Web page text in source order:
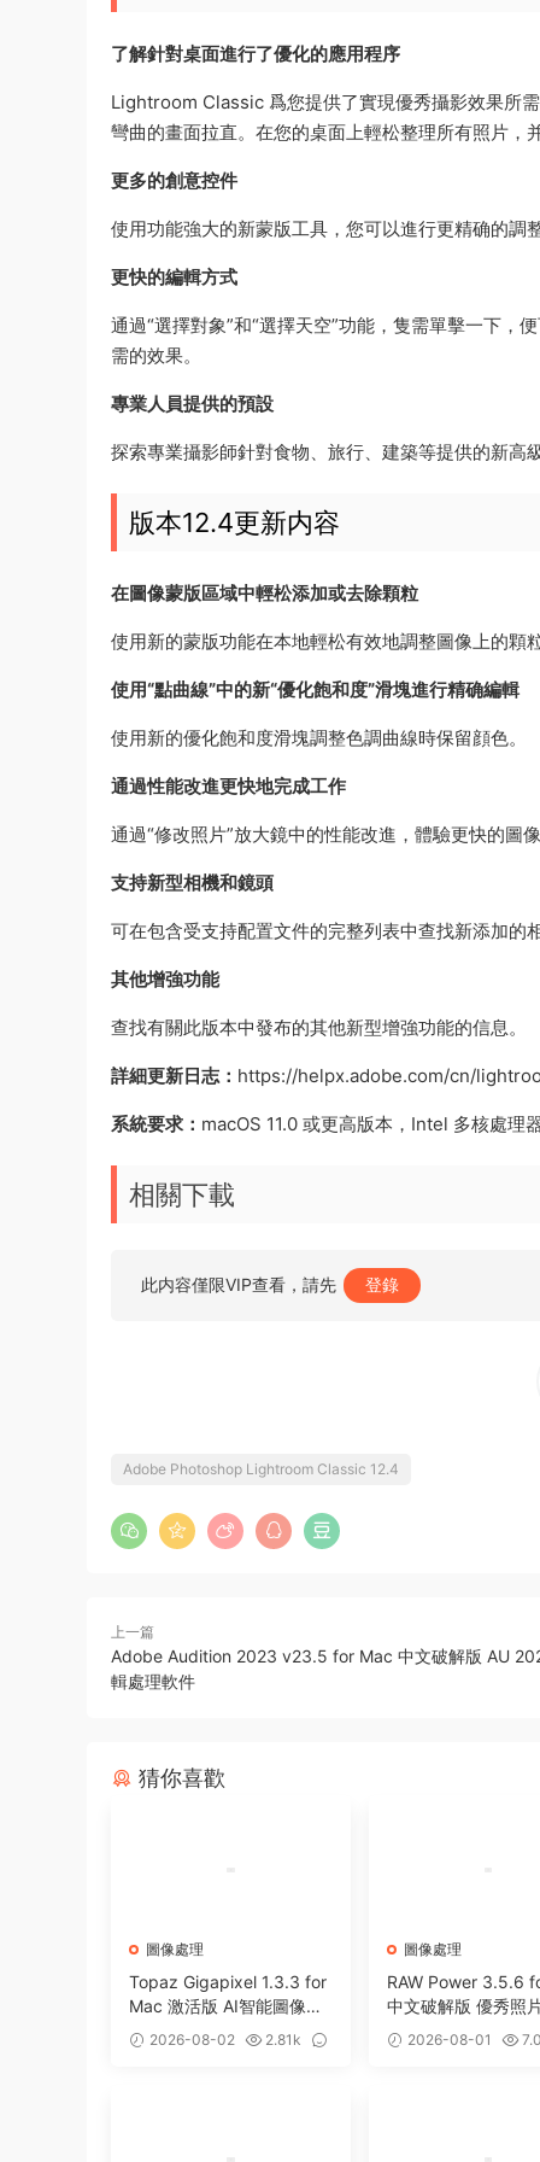
了解針對桌面進行了優化的應用程序
Lightroom Classic 爲您提供了實現優秀攝影效果所
彎曲的畫面拉直。在您的桌面上輕松整理所有照片，
更多的創意控件
使用功能強大的新蒙版工具，您可以進行更精确的調
更快的編輯方式
通過“選擇對象”和“選擇天空”功能，隻需單擊一下，
需的效果。
專業人員提供的預設
探索專業攝影師針對食物、旅行、建築等提供的新高
版本12.4更新内容
在圖像蒙版區域中輕松添加或去除顆粒
使用新的蒙版功能在本地輕松有效地調整圖像上的顆
使用“點曲線”中的新“優化飽和度”滑塊進行精确編輯
使用新的優化飽和度滑塊調整色調曲線時保留顔色。
通過性能改進更快地完成工作
通過“修改照片”放大鏡中的性能改進，體驗更快的圖
支持新型相機和鏡頭
可在包含受支持配置文件的完整列表中查找新添加的
其他增強功能
查找有關此版本中發布的其他新型增強功能的信息。
詳細更新日志： https://helpx.adobe.com/cn/
系統要求： macOS 11.0 或更高版本，Intel 多核處理
相關下載
此内容僅限VIP查看，請先 登錄
Adobe Photoshop Lightroom Classic 12.4
上一篇
Adobe Audition 2023 v23.5 for Mac 中文破解版 AU
輯處理軟件
猜你喜歡
圖像處理
Topaz Gigapixel 1.3.3 for
Mac 激活版 AI智能圖像無
損放大工具
2026-08-02
2.81k
圖像處理
RAW Power 3.5.6
中文破解版 優秀照
圖庫管理工具
2026-08-01